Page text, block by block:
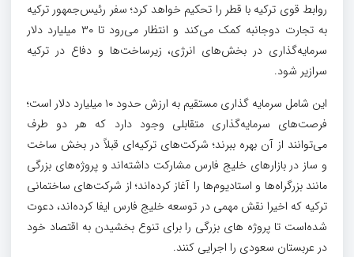
روابط قوی ترکیه با قطر را تحکیم خواهد کرد؛ سفر رئیس‌جمهور ترکیه
به تجارت دوجانبه کمک می‌کند و انتظار می‌رود تا ۳۰ میلیارد دلار
سرمایه‌گذاری در بخش‌های انرژی، زیرساخت‌ها و دفاع در ترکیه
سرازیر شود.
این شامل سرمایه گذاری مستقیم به ارزش حدود ۱۰ میلیارد دلار است؛
فرصت‌های سرمایه‌گذاری متقابلی وجود دارد که هر دو طرف
می‌توانند از آن بهره ببرند؛ شرکت‌های ترکیه‌ای قبلاً در بخش ساخت
و ساز در بازارهای خلیج فارس مشارکت داشته‌اند و پروژه‌های بزرگی
مانند بزرگراه‌ها و استادیوم‌ها را آغاز کرده‌اند؛ از شرکت‌های ساختمانی
ترکیه که اخیرا نقش مهمی در توسعه خلیج فارس ایفا کرده‌اند، دعوت
شده‌است تا پروژه های بزرگی را برای تنوع بخشیدن به اقتصاد خود
در عربستان سعودی را اجرایی کنند.